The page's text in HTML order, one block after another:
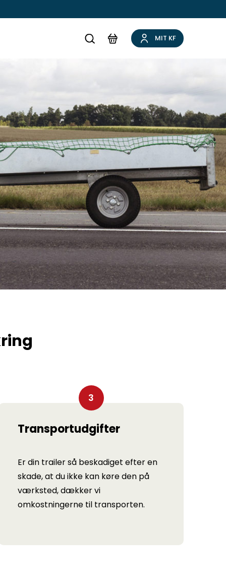
MIT KF
Transportudgifter
Er din trailer så beskadiget efter en
skade, at du ikke kan køre den på
værksted, dækker vi
omkostningerne til transporten.